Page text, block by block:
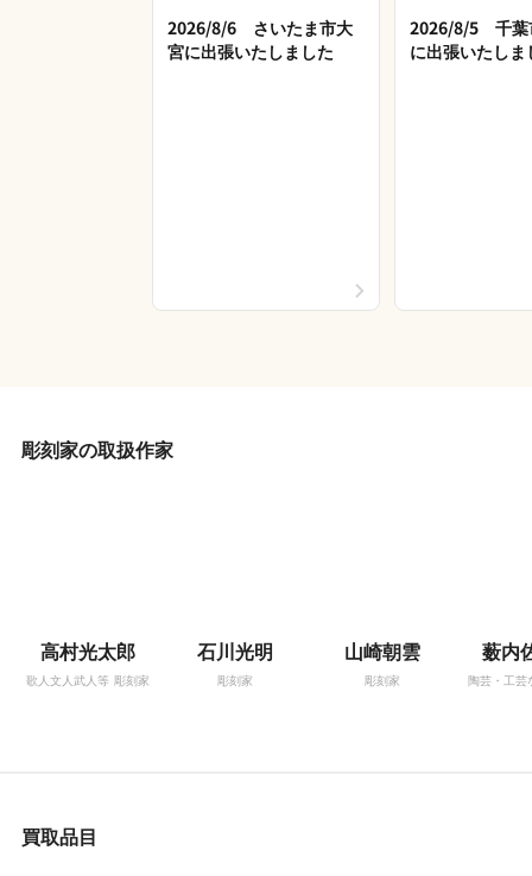
2026/8/6 さいたま市大
宮に出張いたしました
2026/8/5 千葉
に出張いたしま
彫刻家の取扱作家
高村光太郎
歌人文人武人等 彫刻家
石川光明
彫刻家
山崎朝雲
彫刻家
薮内
陶芸・工芸
買取品目